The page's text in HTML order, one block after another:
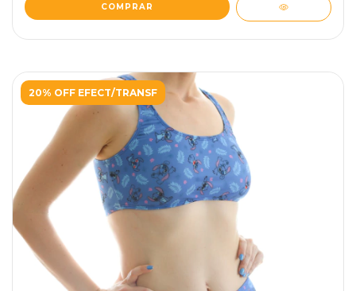
COMPRAR
20% OFF EFECT/TRANSF